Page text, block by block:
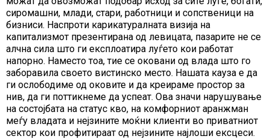
сиромашни, млади, стари, работници и сопственици на
бизниси. Наспроти карикатуралната визија на
капитализмот презентирана од левицата, пазарите не се
алчна сила што ги експлоатира луѓето кои работат
напорно. Наместо тоа, тие се оковани од влада што го
заборавила своето вистинско место. Нашата кауза е да
ги ослободиме од оковите и да креираме простор за
нив, да ги поттикнеме да успеат. Ова значи нарушување
на состојбата на статус кво, на комфорниот аранжман
меѓу владата и нејзините моќни клиенти во приватниот
сектор кои профитираат од нејзините најлоши ексцеси.